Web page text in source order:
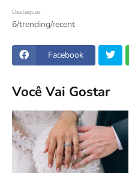
Destaques
6/trending/recent
Facebook
Você Vai Gostar